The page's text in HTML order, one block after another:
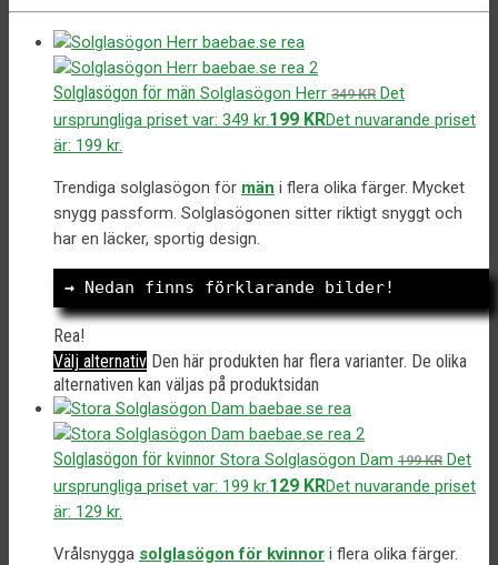
Solglasögon för män Solglasögon Herr 349KR Det
ursprungliga priset var: 349 kr.199 KRDet nuvarande priset
är: 199 kr.
Trendiga solglasögon för män i flera olika färger. Mycket
snygg passform. Solglasögonen sitter riktigt snyggt och
har en läcker, sportig design.
→ Nedan finns förklarande bilder!
Rea!
Välj alternativ Den här produkten har flera varianter. De olika
alternativen kan väljas på produktsidan
Solglasögon för kvinnor Stora Solglasögon Dam 199KR Det
ursprungliga priset var: 199 kr.129 KRDet nuvarande priset
är: 129 kr.
Vrålsnygga solglasögon för kvinnor i flera olika färger.